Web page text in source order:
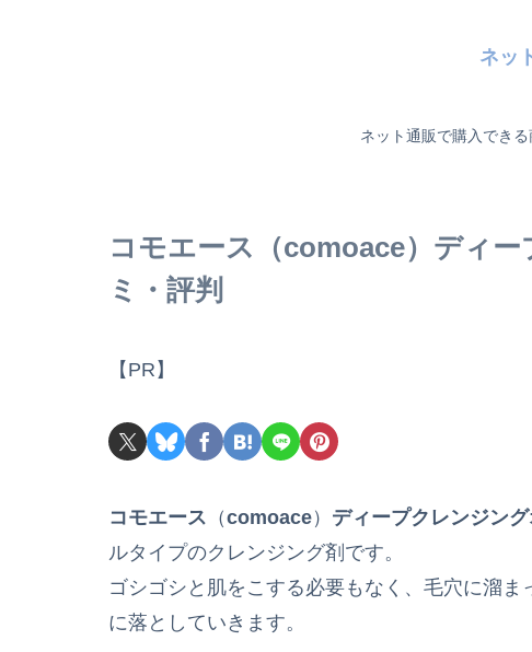
ネッ
ネット通販で購入でき
コモエース（comoace）ディ
ミ・評判
【PR】
コモエース （comoace） ディープクレンジン
ルタイプのクレンジング剤です。
ゴシゴシと肌をこする必要もなく、毛穴に溜
に落としていきます。